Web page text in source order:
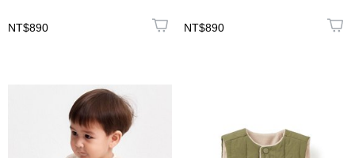
NT$890 NT$890